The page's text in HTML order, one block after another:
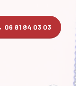
06 81 84 03 03